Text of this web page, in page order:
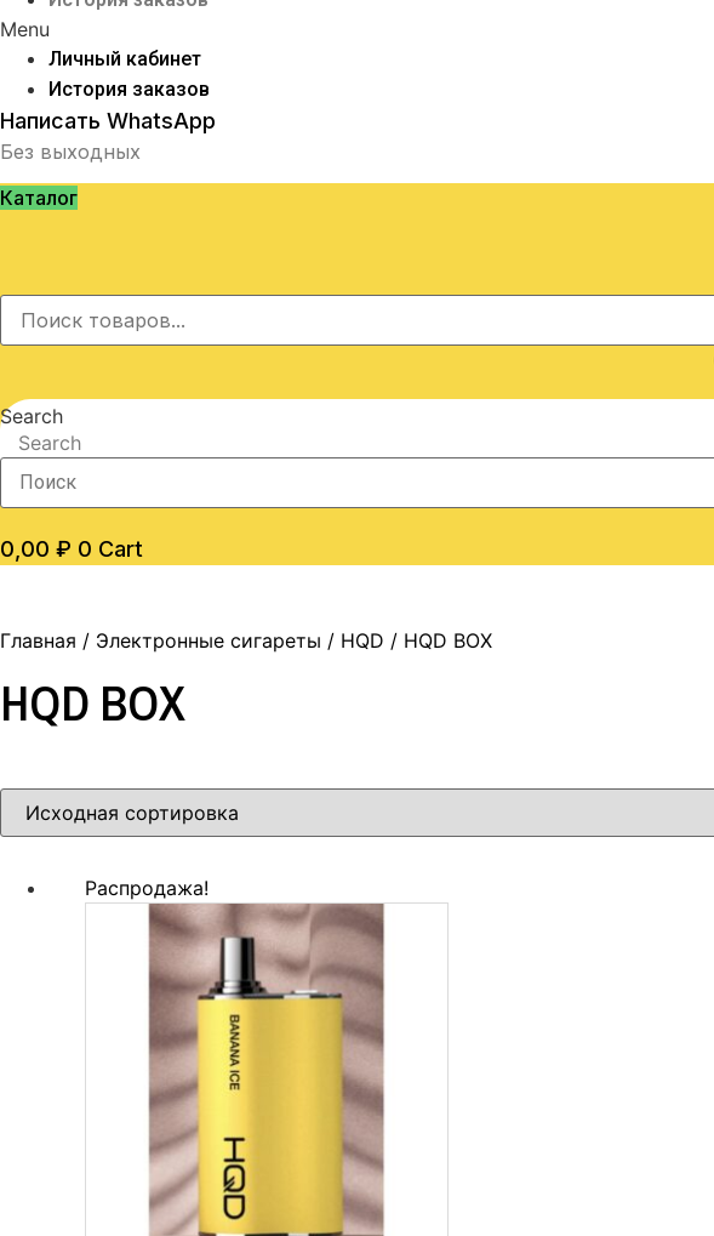
Menu
Личный кабинет
История заказов
Написать WhatsApp
Без выходных
Каталог
Search
Search
0,00 ₽ 0 Cart
Главная / Электронные сигареты / HQD / HQD BOX
HQD BOX
Распродажа!